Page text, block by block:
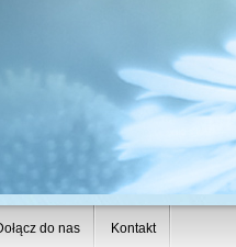
do nas Kontakt